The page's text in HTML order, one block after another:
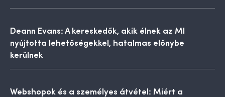
Deann Evans: A kereskedők, akik élnek az MI
nyújtotta lehetőségekkel, hatalmas előnybe
kerülnek
Webshopok és a személyes átvétel: Miért a